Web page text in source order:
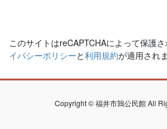
このサイトはreCAPTCHAによって保護
イバシーポリシーと利用規約が適用されま
Copyright © 福井市鶉公民館 All